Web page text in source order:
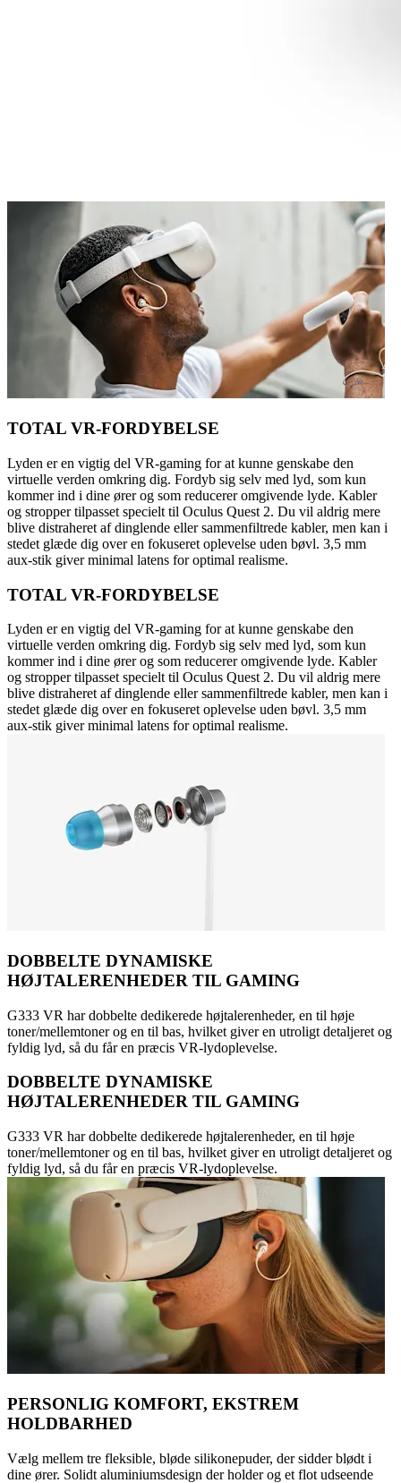
TOTAL VR-FORDYBELSE
Lyden er en vigtig del VR-gaming for at kunne genskabe den
virtuelle verden omkring dig. Fordyb sig selv med lyd, som kun
kommer ind i dine ører og som reducerer omgivende lyde. Kabler
og stropper tilpasset specielt til Oculus Quest 2. Du vil aldrig mere
blive distraheret af dinglende eller sammenfiltrede kabler, men kan i
stedet glæde dig over en fokuseret oplevelse uden bøvl. 3,5 mm
aux-stik giver minimal latens for optimal realisme.
TOTAL VR-FORDYBELSE
Lyden er en vigtig del VR-gaming for at kunne genskabe den
virtuelle verden omkring dig. Fordyb sig selv med lyd, som kun
kommer ind i dine ører og som reducerer omgivende lyde. Kabler
og stropper tilpasset specielt til Oculus Quest 2. Du vil aldrig mere
blive distraheret af dinglende eller sammenfiltrede kabler, men kan i
stedet glæde dig over en fokuseret oplevelse uden bøvl. 3,5 mm
aux-stik giver minimal latens for optimal realisme.
DOBBELTE DYNAMISKE
HØJTALERENHEDER TIL GAMING
G333 VR har dobbelte dedikerede højtalerenheder, en til høje
toner/mellemtoner og en til bas, hvilket giver en utroligt detaljeret og
fyldig lyd, så du får en præcis VR-lydoplevelse.
DOBBELTE DYNAMISKE
HØJTALERENHEDER TIL GAMING
G333 VR har dobbelte dedikerede højtalerenheder, en til høje
toner/mellemtoner og en til bas, hvilket giver en utroligt detaljeret og
fyldig lyd, så du får en præcis VR-lydoplevelse.
PERSONLIG KOMFORT, EKSTREM
HOLDBARHED
Vælg mellem tre fleksible, bløde silikonepuder, der sidder blødt i
dine ører. Solidt aluminiumsdesign der holder og et flot udseende